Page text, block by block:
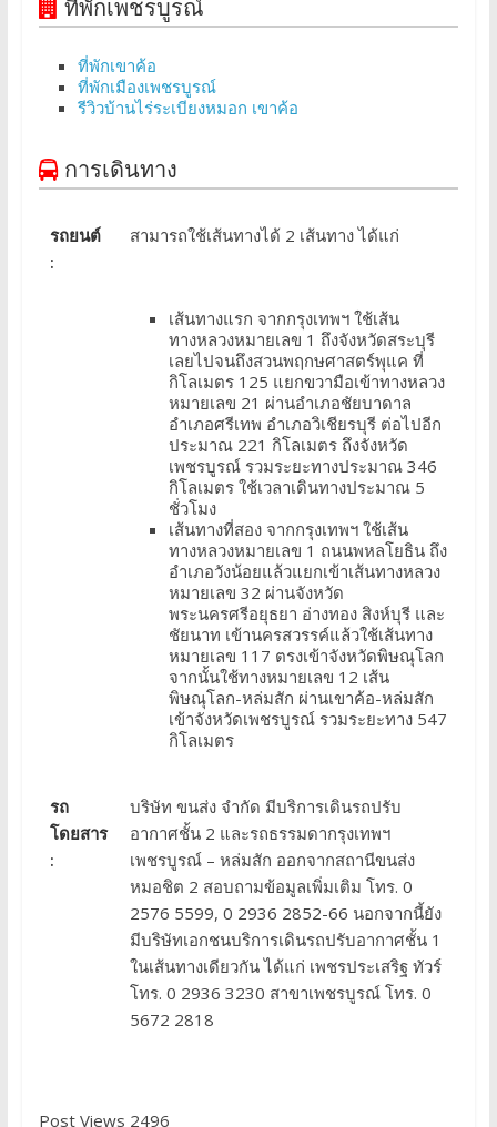
ที่พักเพชรบูรณ์
ที่พักเขาค้อ
ที่พักเมืองเพชรบูรณ์
รีวิวบ้านไร่ระเบียงหมอก เขาค้อ
การเดินทาง
รถยนต์
:
สามารถใช้เส้นทางได้ 2 เส้นทาง ได้แก่
เส้นทางแรก จากกรุงเทพฯ ใช้เส้น
ทางหลวงหมายเลข 1 ถึงจังหวัดสระบุรี
เลยไปจนถึงสวนพฤกษศาสตร์พุแค ที่
กิโลเมตร 125 แยกขวามือเข้าทางหลวง
หมายเลข 21 ผ่านอำเภอชัยบาดาล
อำเภอศรีเทพ อำเภอวิเชียรบุรี ต่อไปอีก
ประมาณ 221 กิโลเมตร ถึงจังหวัด
เพชรบูรณ์ รวมระยะทางประมาณ 346
กิโลเมตร ใช้เวลาเดินทางประมาณ 5
ชั่วโมง
เส้นทางที่สอง จากกรุงเทพฯ ใช้เส้น
ทางหลวงหมายเลข 1 ถนนพหลโยธิน ถึง
อำเภอวังน้อยแล้วแยกเข้าเส้นทางหลวง
หมายเลข 32 ผ่านจังหวัด
พระนครศรีอยุธยา อ่างทอง สิงห์บุรี และ
ชัยนาท เข้านครสวรรค์แล้วใช้เส้นทาง
หมายเลข 117 ตรงเข้าจังหวัดพิษณุโลก
จากนั้นใช้ทางหมายเลข 12 เส้น
พิษณุโลก-หล่มสัก ผ่านเขาค้อ-หล่มสัก
เข้าจังหวัดเพชรบูรณ์ รวมระยะทาง 547
กิโลเมตร
รถ
โดยสาร
:
บริษัท ขนส่ง จำกัด มีบริการเดินรถปรับ
อากาศชั้น 2 และรถธรรมดากรุงเทพฯ
เพชรบูรณ์ – หล่มสัก ออกจากสถานีขนส่ง
หมอชิต 2 สอบถามข้อมูลเพิ่มเติม โทร. 0
2576 5599, 0 2936 2852-66 นอกจากนี้ยัง
มีบริษัทเอกชนบริการเดินรถปรับอากาศชั้น 1
ในเส้นทางเดียวกัน ได้แก่ เพชรประเสริฐ ทัวร์
โทร. 0 2936 3230 สาขาเพชรบูรณ์ โทร. 0
5672 2818
Post Views 2496